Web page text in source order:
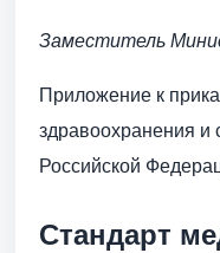
Заместитель
Приложение к
здравоохранения и
Российской
Стандарт